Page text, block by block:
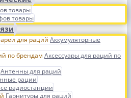
товары
товары
Аккумуляторные
Аксессуары для раций по
Антенны для раций
рации
радиостанции
Гарнитуры для раций